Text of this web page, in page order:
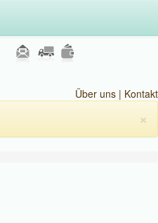
Über uns | Kontakt
×